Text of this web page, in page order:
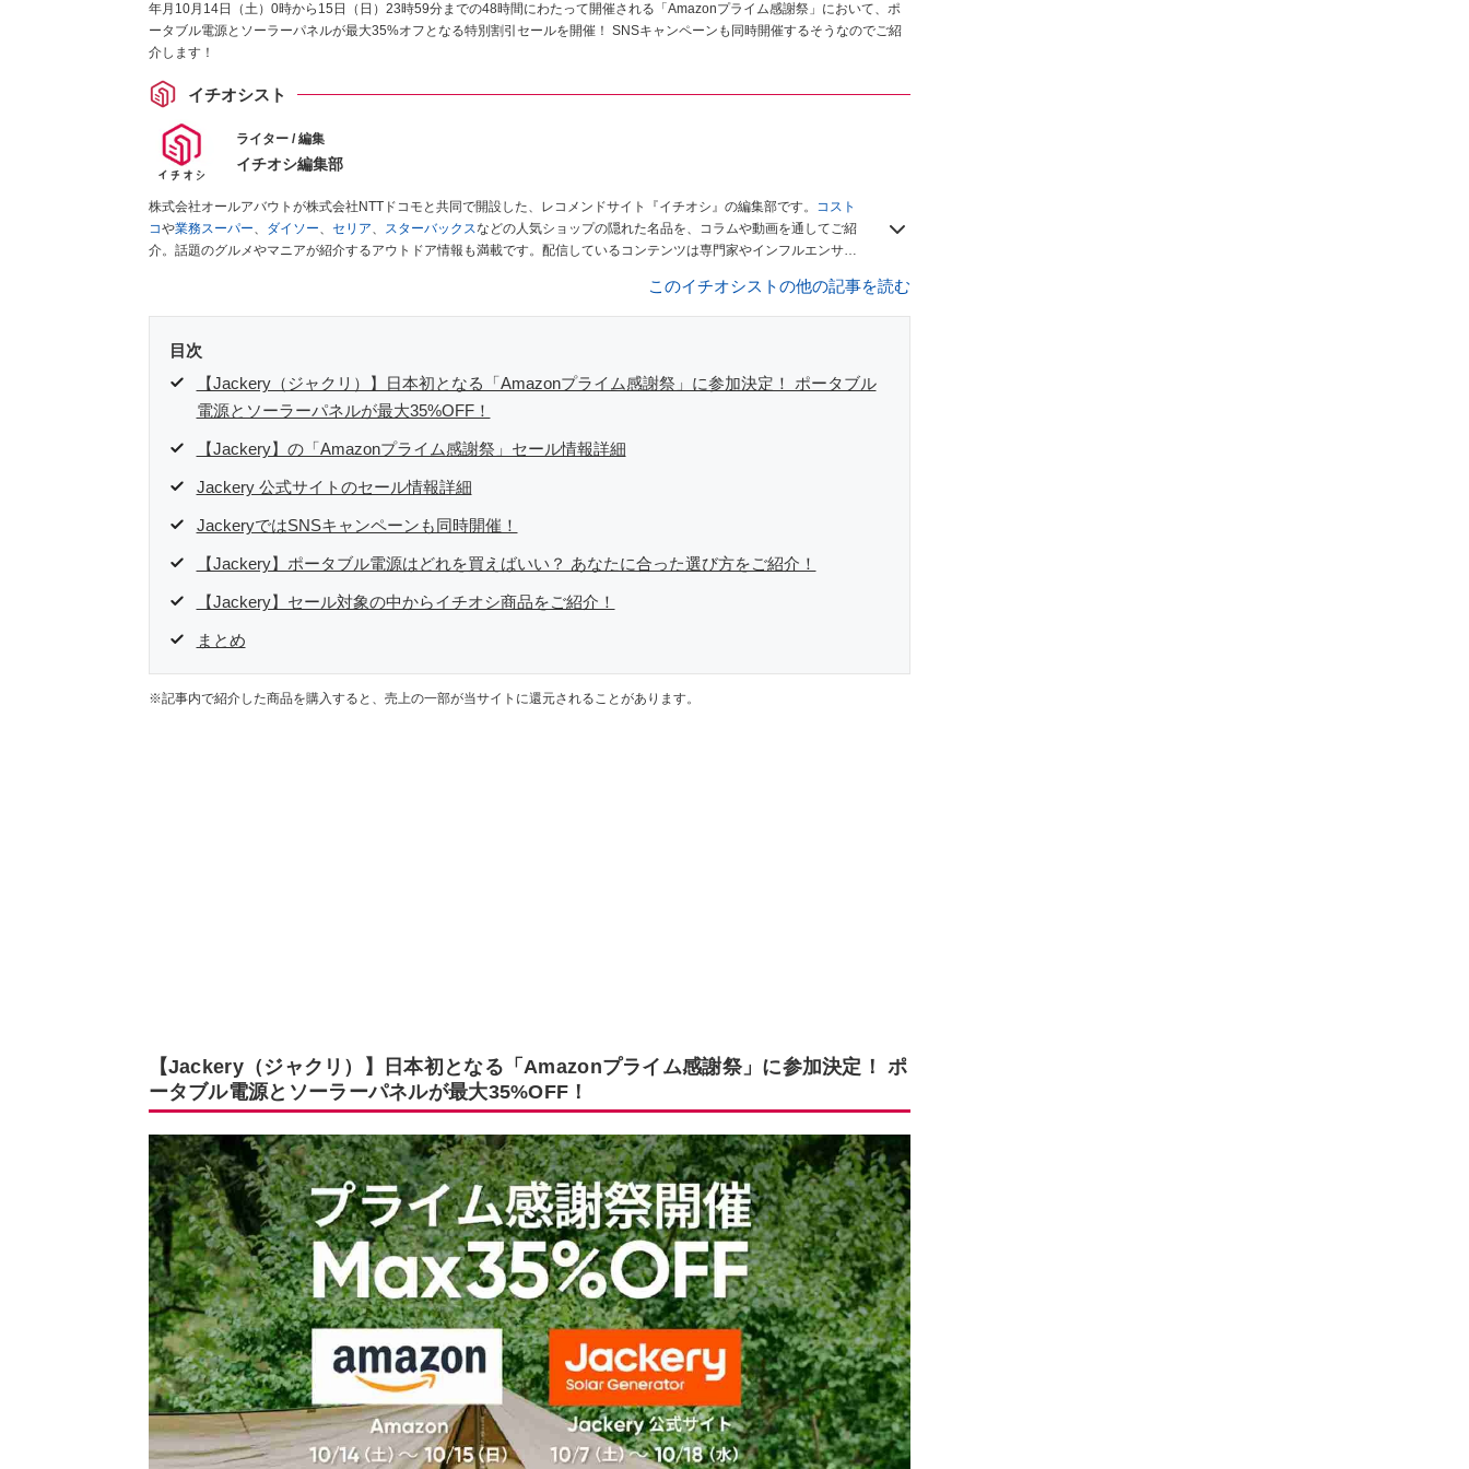
年月10月14日（土）0時から15日（日）23時59分までの48時間にわたって開催される「Amazonプライム感謝祭」において、ポ
ータブル電源とソーラーパネルが最大35%オフとなる特別割引セールを開催！ SNSキャンペーンも同時開催するそうなのでご紹
介します！
イチオシスト
ライター / 編集
イチオシ編集部
株式会社オールアバウトが株式会社NTTドコモと共同で開設した、レコメンドサイト『イチオシ』の編集部です。
コスト
コや業務スーパー、 ダイソー、 セリア、 スターバックスなどの人気ショップの隠れた名品を、コラムや動画を通してご紹
介。話題のグルメやマニアが紹介するアウトドア情報も満載です。配信しているコンテンツは専門家やインフルエンサー
このイチオシストの他の記事を読む
目次
【Jackery（ジャクリ）】日本初となる「Amazonプライム感謝祭」に参加決定！ ポータブル
電源とソーラーパネルが最大35%OFF！
【Jackery】の「Amazonプライム感謝祭」セール情報詳細
Jackery 公式サイトのセール情報詳細
JackeryではSNSキャンペーンも同時開催！
【Jackery】ポータブル電源はどれを買えばいい？ あなたに合った選び方をご紹介！
【Jackery】セール対象の中からイチオシ商品をご紹介！
まとめ
※記事内で紹介した商品を購入すると、売上の一部が当サイトに還元されることがあります。
【Jackery（ジャクリ）】日本初となる「Amazonプライム感謝祭」に参加決定！ ポ
ータブル電源とソーラーパネルが最大35%OFF！